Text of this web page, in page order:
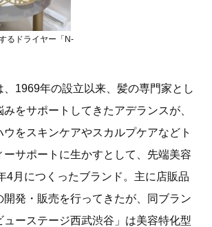
るドライヤー「N-
、1969年の設立以来、髪の専門家とし
をサポートしてきたアデランスが、
をスキンケアやスカルプケアなどト
ーサポートに生かすとして、先端美容
4月につくったブランド。主に店販品
開発・販売を行ってきたが、同ブラン
ューステージ西武渋谷」は美容特化型